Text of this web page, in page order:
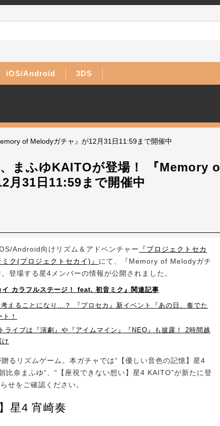
iOS/Android 3DS
of Melodyガチャ』が12月31日11:59まで開催中
、まふゆKAITOが登場！ 『Memory o
月31日11:59まで開催中
Android向けリズム＆アドベンチャー
『プロジェクトセカ
ク(プロジェクトセカイ)』 にて、『Memory of Melodyガチ
登場する星4メンバーの情報が公開されました。
イ カラフルステージ！ feat. 初音ミク』関連記事
えることになり…？ 『プロセカ』新イベント『あの日、奏でた
！
ライブは『演劇』や『アイムマイン』『NEO』も披露！ 2時間越
リズムゲーム。本ガチャでは“【優しい音色の記憶】星4
比奈まふゆ”、“【座視できない想い】星4 KAITO”が新たに登
せをご確認ください。
星4 宵崎奏